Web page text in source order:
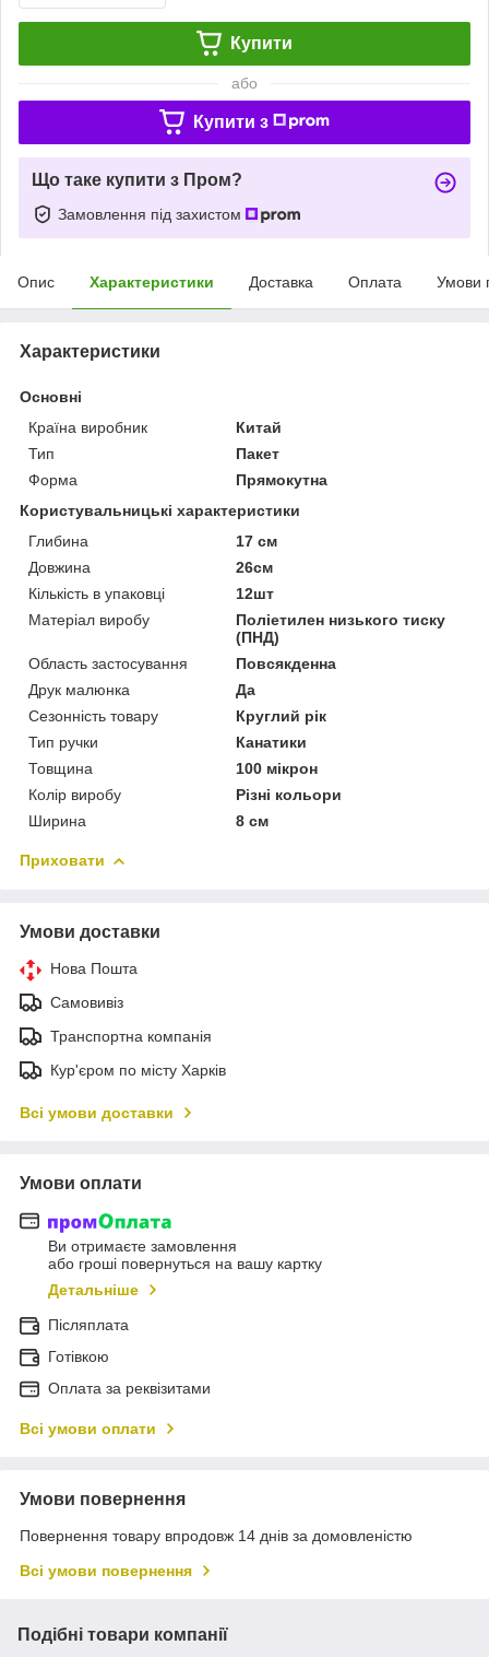
Купити
або
Купити з
Що таке купити з Пром?
Замовлення під захистом
Опис Характеристики Доставка Оплата Умови
Характеристики
Основні
Країна виробник
Китай
Тип
Пакет
Форма
Прямокутна
Користувальницькі характеристики
Глибина
17 см
Довжина
26см
Кількість в упаковці
12шт
Матеріал виробу
Поліетилен низького тиску
(ПНД)
Область застосування
Повсякденна
Друк малюнка
Да
Сезонність товару
Круглий рік
Тип ручки
Канатики
Товщина
100 мікрон
Колір виробу
Різні кольори
Ширина
8 см
Приховати
Умови доставки
Нова Пошта
Самовивіз
Транспортна компанія
Кур'єром по місту Харків
Всі умови доставки
Умови оплати
Ви отримаєте замовлення
або гроші повернуться на вашу картку
Детальніше
Післяплата
Готівкою
Оплата за реквізитами
Всі умови оплати
Умови повернення
Повернення товару впродовж 14 днів за домовленістю
Всі умови повернення
Подібні товари компанії